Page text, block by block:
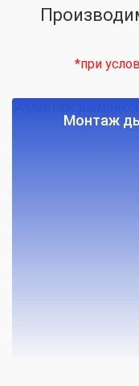
*при
Монтаж